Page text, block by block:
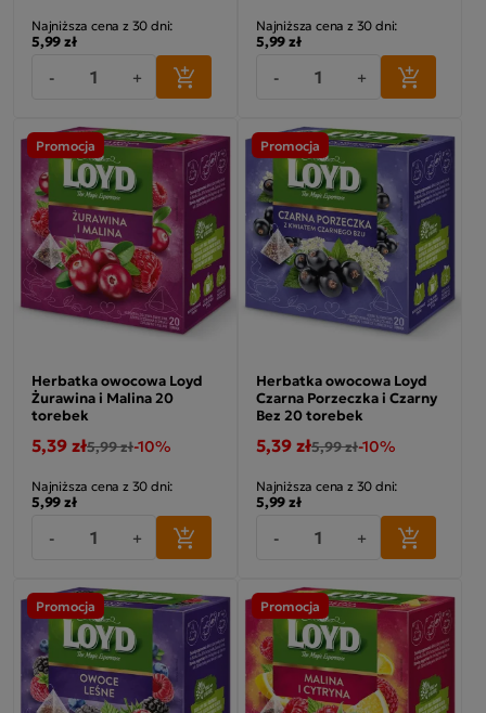
Najniższa cena z 30 dni:
5,99 zł
- +
Najniższa cena z 30 dni:
5,99 zł
- +
Promocja
Herbatka owocowa Loyd
Żurawina i Malina 20
torebek
5,39 zł5,99 zł-10%
Najniższa cena z 30 dni:
5,99 zł
- +
Promocja
Herbatka owocowa Loyd
Czarna Porzeczka i Czarny
Bez 20 torebek
5,39 zł5,99 zł-10%
Najniższa cena z 30 dni:
5,99 zł
- +
Promocja Promocja